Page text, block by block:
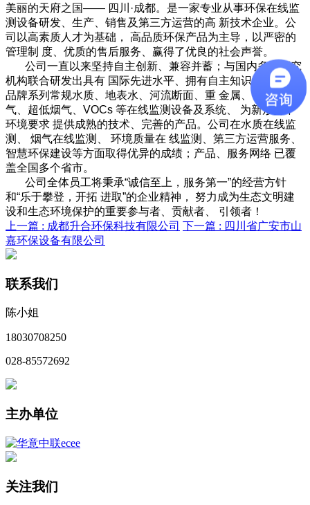
美丽的天府之国—— 四川·成都。是一家专业从事环保在线监
测设备研发、生产、销售及第三方运营的高 新技术企业。公
司以高素质人才为基础， 高品质环保产品为主导，以严密的
管理制 度、优质的售后服务、赢得了优良的社会声誉。
公司一直以来坚持自主创新、兼容并蓄；与国内多家研究
机构联合研发出具有 国际先进水平、拥有自主知识产权的LP
品牌系列常规水质、地表水、河流断面、重 金属、常规烟
气、超低烟气、VOCs 等在线监测设备及系统、 为新形势下
环境要求 提供成熟的技术、完善的产品。公司在水质在线监
测、 烟气在线监测、 环境质量在 线监测、第三方运营服务、
智慧环保建设等方面取得优异的成绩；产品、服务网络 已覆
盖全国多个省市。
公司全体员工将秉承“诚信至上，服务第一”的经营方针
和“乐于攀登，开拓 进取”的企业精神， 努力成为生态文明建
设和生态环境保护的重要参与者、贡献者、 引领者！
上一篇 : 成都升合环保科技有限公司 下一篇 : 四川省广安市山
嘉环保设备有限公司
联系我们
陈小姐
18030708250
028-85572692
主办单位
关注我们